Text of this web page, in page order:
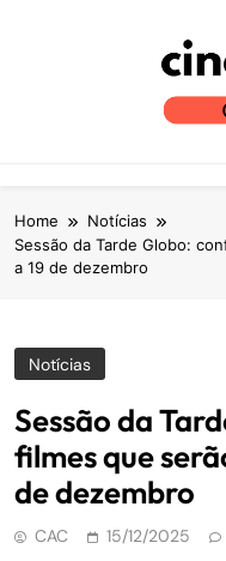
Home
Notícias
Sessão da Tarde Globo:
a 19 de dezembro
Notícias
Sessão da
filmes que
de dezembro
CAC 15/12/2025